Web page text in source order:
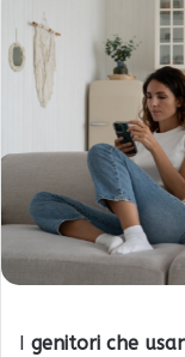
I genitori che